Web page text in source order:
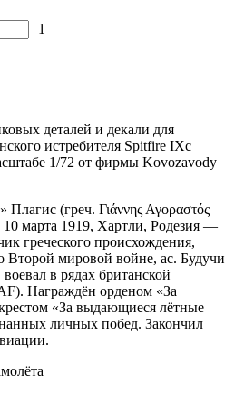
1
деталей и декали для
истребителя Spitfire IXc
1/72 от фирмы Kovozavody
(греч. Γιάννης Αγοραστός
10 марта 1919, Хартли, Родезия —
греческого происхождения,
Второй мировой войне, ас. Будучи
в рядах британской
Награждён орденом «За
«За выдающиеся лётные
личных побед. Закончил